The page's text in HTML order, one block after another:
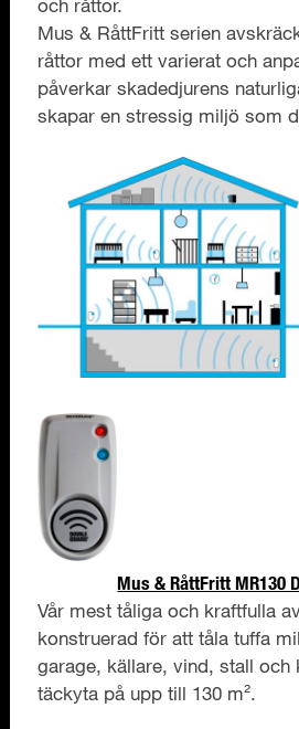
Mus & RåttFritt serien
råttor med ett varierat och
påverkar skadedjurens
skapar en stressig miljö som
Mus & RåttFritt MR130
Vår mest tåliga och kraftfulla
konstruerad för att tåla tuffa
garage, källare, vind, stall och
täckyta på upp till 130 m².